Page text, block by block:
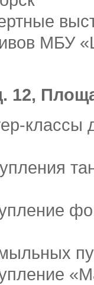
МБУ
12,
классы